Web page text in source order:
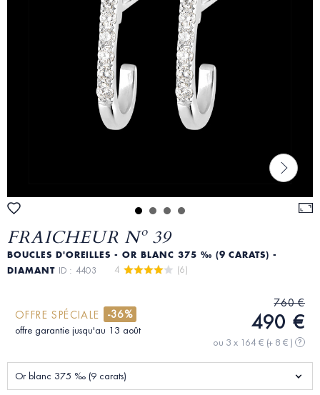
FRAICHEUR Nº 39
BOUCLES D'OREILLES - OR BLANC 375 ‰ (9 CARATS) -
DIAMANT ID : 4403 4 (6)
OFFRE SPÉCIALE -36%
offre garantie jusqu'au 13 août
760 €
490 €
ou 3 x 164 € (+ 8 € ) ?
Or blanc 375 ‰ (9 carats)